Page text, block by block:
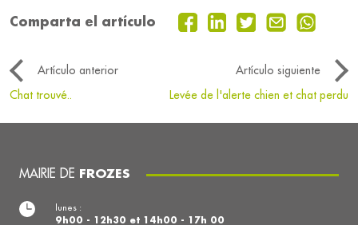
Comparta el artículo
Artículo anterior
Artículo siguiente
Chat trouvé..
Levée de l'alerte chien et chat perdu
MAIRIE DE FROZES
lunes :
9h00 - 12h30 et 14h00 - 17h 00